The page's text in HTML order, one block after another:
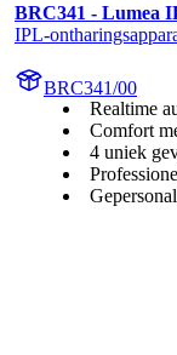
BRC341 - Lumea
IPL-
BRC341/00
Realtime
Comfort
4 uniek